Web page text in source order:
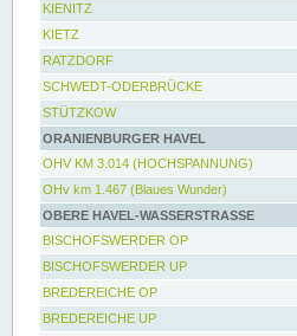
KIENITZ
KIETZ
RATZDORF
SCHWEDT-ODERBRÜCKE
STÜTZKOW
ORANIENBURGER HAVEL
OHV KM 3.014 (HOCHSPANNUNG)
OHv km 1.467 (Blaues Wunder)
OBERE HAVEL-WASSERSTRASSE
BISCHOFSWERDER OP
BISCHOFSWERDER UP
BREDEREICHE OP
BREDEREICHE UP